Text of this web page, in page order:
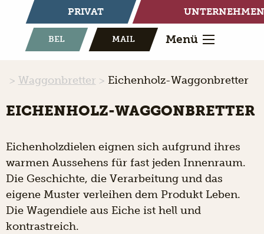
PRIVAT UNTERNEHMEN
BEL MAIL Menü
Waggonbretter Eichenholz-Waggonbretter
EICHENHOLZ-WAGGONBRETTER
Eichenholzdielen eignen sich aufgrund ihres
warmen Aussehens für fast jeden Innenraum.
Die Geschichte, die Verarbeitung und das
eigene Muster verleihen dem Produkt Leben.
Die Wagendiele aus Eiche ist hell und
kontrastreich.